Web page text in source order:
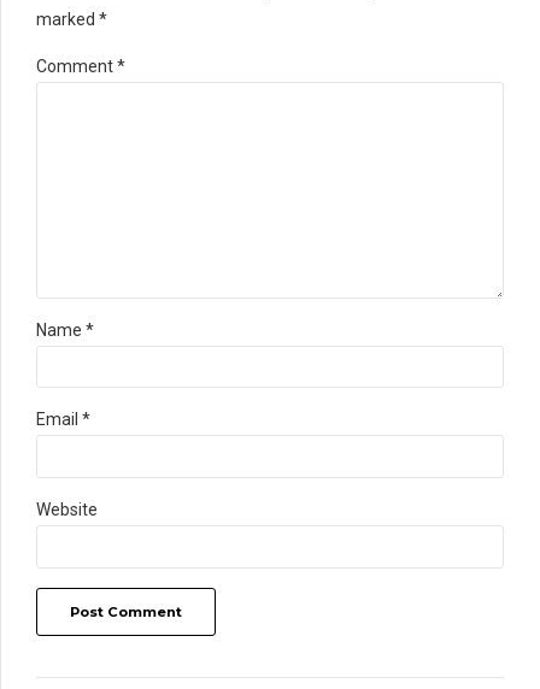
marked *
Comment*
Name *
Email *
Website
Post Comment